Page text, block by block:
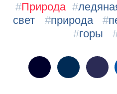
#Природа #
свет
#природа #
#горы